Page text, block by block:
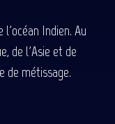
l'océan Indien. Au
de l'Asie et de
de métissage.